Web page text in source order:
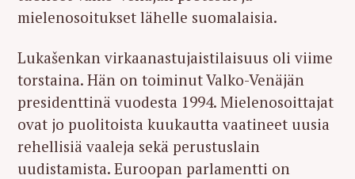
mielenosoitukset lähelle suomalaisia.
Lukašenkan virkaanastujaistilaisuus oli viime
torstaina. Hän on toiminut Valko-Venäjän
presidenttinä vuodesta 1994. Mielenosoittajat
ovat jo puolitoista kuukautta vaatineet uusia
rehellisiä vaaleja sekä perustuslain
uudistamista. Euroopan parlamentti on